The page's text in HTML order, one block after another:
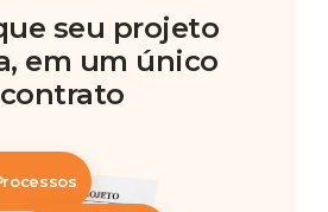
seu projeto
em um único
contrato